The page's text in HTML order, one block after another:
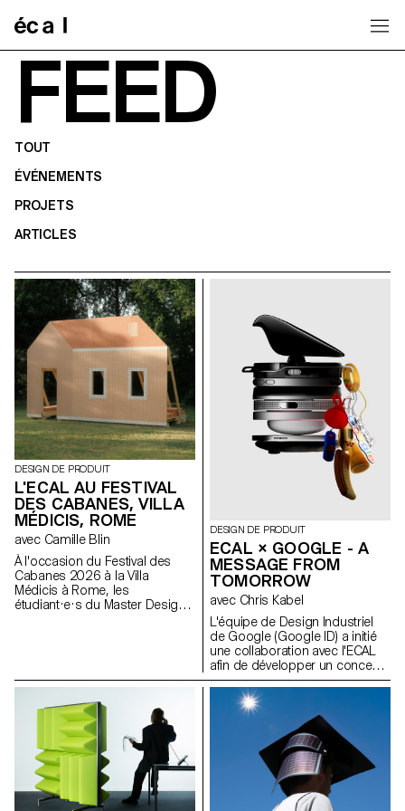
FEED
TOUT
ÉVÉNEMENTS
PROJETS
ARTICLES
DESIGN DE PRODUIT
L'ECAL AU FESTIVAL
DES CABANES, VILLA
MÉDICIS, ROME
avec Camille Blin
À l'occasion du Festival des
Cabanes 2026 à la Villa
Médicis à Rome, les
étudiant·e·s du Master Design
fabricant italien de
céramique Mutina. Les jardins
de la Villa offrent un contexte
historique et spatial riche,
propice à l'exploration de
l'esthétique, des fonctions et de
l'interaction avec les visiteurs.
Les étudiant·e·s ont eu accès à
l'ensemble du catalogue Mutina
(carreaux, briques et autres
DESIGN DE PRODUIT
ECAL × GOOGLE - A
MESSAGE FROM
TOMORROW
avec Chris Kabel
L'équipe de Design Industriel
de Google (Google ID) a initié
une collaboration avec l'ECAL
afin de développer un concept
de produit autour du téléphone
portable qui soit inspiré d'un
rituel quotidien. Les étudiant·e·s
en Master de Design de
Produit ont été invité·e·s à
imaginer un outil innovant
adapté aux habitudes
contemporaines. À travers des
stroytelling créatifs, ces projets